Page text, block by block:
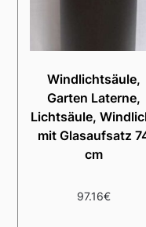
Windlichtsäule,
Garten Laterne,
Lichtsäule,
mit Glasaufsatz
cm
97.16€